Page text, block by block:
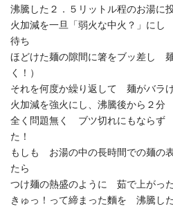
沸騰した２．５リットル程のお湯に
火加減を一旦「弱火な中火？」に
待ち
ほどけた麺の隙間に箸をブッ差し
く！）
それを何度か繰り返して 麺がバラ
火加減を強火にし、沸騰後から２分
全く問題無く ブツ切れにもならず
た！
もしも お湯の中の長時間での麺の
たら
つけ麺の熱盛のように 茹で上がっ
きゅっ！って締まった麵を 沸騰し